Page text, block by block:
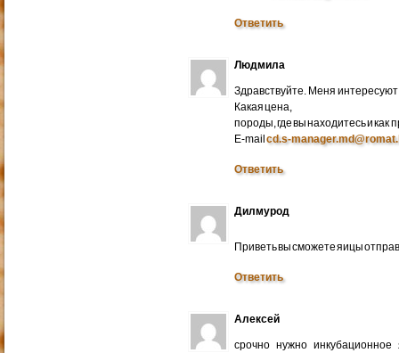
Ответить
Людмила
Здравствуйте. Меня
Какая цена,
породы, где вы находитесь и как
E-mailcd.s-
Ответить
Дилмурод
Приветь вы сможете яицы
Ответить
Алексей
срочно нужно